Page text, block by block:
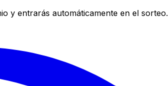
y entrarás automáticamente en el sorteo.